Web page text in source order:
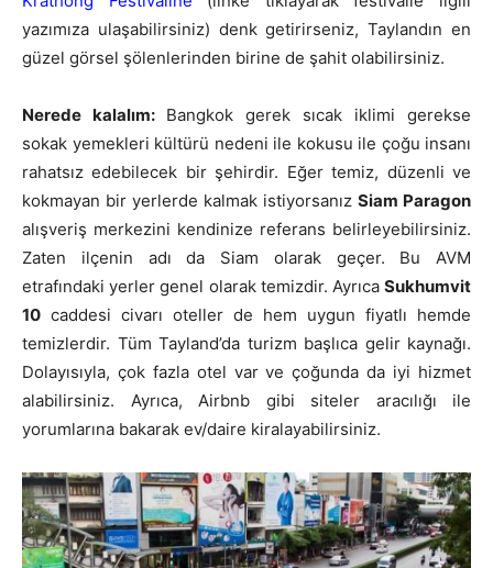
yazımıza ulaşabilirsiniz) denk getirirseniz, Taylandın en
güzel görsel şölenlerinden birine de şahit olabilirsiniz.
Nerede kalalım: Bangkok gerek sıcak iklimi gerekse
sokak yemekleri kültürü nedeni ile kokusu ile çoğu insanı
rahatsız edebilecek bir şehirdir. Eğer temiz, düzenli ve
kokmayan bir yerlerde kalmak istiyorsanız Siam Paragon
alışveriş merkezini kendinize referans belirleyebilirsiniz.
Zaten ilçenin adı da Siam olarak geçer. Bu AVM
etrafındaki yerler genel olarak temizdir. Ayrıca Sukhumvit
10 caddesi civarı oteller de hem uygun fiyatlı hemde
temizlerdir. Tüm Tayland’da turizm başlıca gelir kaynağı.
Dolayısıyla, çok fazla otel var ve çoğunda da iyi hizmet
alabilirsiniz. Ayrıca, Airbnb gibi siteler aracılığı ile
yorumlarına bakarak ev/daire kiralayabilirsiniz.